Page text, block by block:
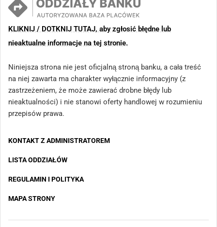
KLIKNIJ / DOTKNIJ TUTAJ, aby zgłosić błędne lub
nieaktualne informacje na tej stronie.
Niniejsza strona nie jest oficjalną stroną banku, a cała treść
na niej zawarta ma charakter wyłącznie informacyjny (z
zastrzeżeniem, że może zawierać drobne błędy lub
nieaktualności) i nie stanowi oferty handlowej w rozumieniu
przepisów prawa.
KONTAKT Z ADMINISTRATOREM
LISTA ODDZIAŁÓW
REGULAMIN I POLITYKA
MAPA STRONY